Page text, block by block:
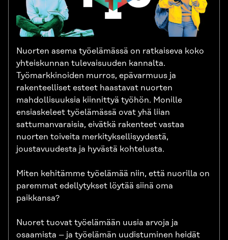
Nuorten asema työelämässä on ratkaiseva koko
yhteiskunnan tulevaisuuden kannalta.
Työmarkkinoiden murros, epävarmuus ja
rakenteelliset esteet haastavat nuorten
mahdollisuuksia kiinnittyä työhön. Monille
ensiaskeleet työelämässä ovat yhä liian
sattumanvaraisia, eivätkä rakenteet vastaa
nuorten toiveita merkityksellisyydestä,
joustavuudesta ja hyvästä kohtelusta.
Miten kehitämme työelämää niin, että nuorilla on
paremmat edellytykset löytää siinä oma
paikkansa?
Nuoret tuovat työelämään uusia arvoja ja
osaamista – ja työelämän uudistuminen heidät